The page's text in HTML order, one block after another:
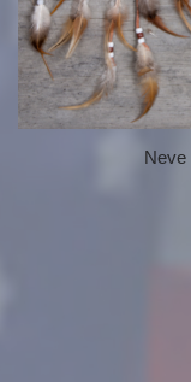
Neve